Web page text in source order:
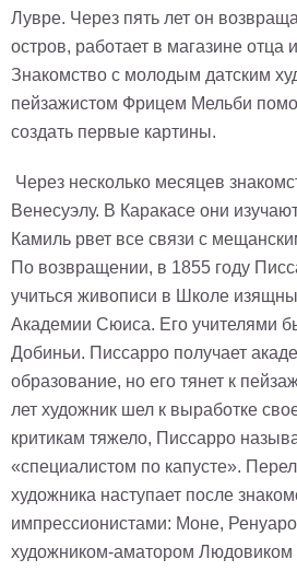
Лувре. Через пять лет он
остров, работает в магазине отца
Знакомство с молодым датским
пейзажистом Фрицем Мельби
создать первые картины.
Через несколько месяцев
Венесуэлу. В Каракасе они
Камиль рвет все связи с
По возвращении, в 1855 году
учиться живописи в Школе
Академии Сюиса. Его учителями
Добиньи. Писсарро получает
образование, но его тянет к
лет художник шел к выработке
критикам тяжело, Писсарро
«специалистом по капусте».
художника наступает после
импрессионистами: Моне,
художником-аматором Людовиком